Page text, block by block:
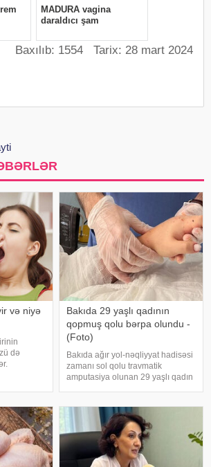
Baxılıb: 1554 Tarix: 28 mart 2024
və niyə
də
Bakıda 29 yaşlı qadının
qopmuş qolu bərpa olundu -
(Foto)
Bakıda ağır yol-nəqliyyat hadisəsi
zamanı sol qolu travmatik
amputasiya olunan 29 yaşlı qadın
zərərçəkən Səhiyyə Nazirliyi
Akademik M.A.Topçubaşov adına
Elmi Cərrahiyy